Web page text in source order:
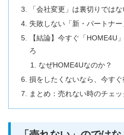
「会社変更」は裏切りでは
失敗しない「新・パートナ
【結論】今すぐ「HOME4U
ろ
なぜHOME4Uなのか？
損をしたくないなら、今すぐ
まとめ：売れない時のチェッ